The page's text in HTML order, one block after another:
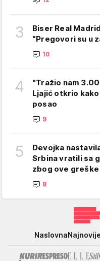
3
Biser Real
"Pregovori su u
10
4
"Tražio nam
Ljajić otkrio
posao
9
5
Devojka
Srbina vratili sa
zbog ove
8
NaslovnaNajnovije